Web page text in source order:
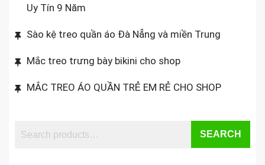
Uy Tín 9 Năm
Sào kệ treo quần áo Đà Nẵng và miền Trung
Mắc treo trưng bày bikini cho shop
MẮC TREO ÁO QUẦN TRẺ EM RẺ CHO SHOP
SEARCH